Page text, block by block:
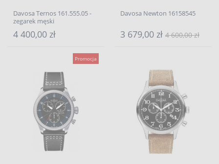
Davosa Ternos 161.555.05 -
zegarek męski
4 400,00 zł
Davosa Newton 16158545
3 679,00 zł 4 600,00 zł
Promocja